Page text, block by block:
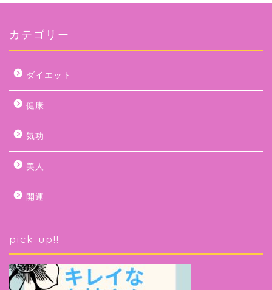
カテゴリー
ダイエット
健康
気功
美人
開運
pick up!!